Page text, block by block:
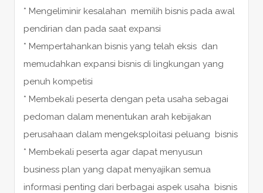
* Mengeliminir kesalahan memilih bisnis pada awal
pendirian dan pada saat expansi
* Mempertahankan bisnis yang telah eksis dan
memudahkan expansi bisnis di lingkungan yang
penuh kompetisi
* Membekali peserta dengan peta usaha sebagai
pedoman dalam menentukan arah kebijakan
perusahaan dalam mengeksploitasi peluang bisnis
* Membekali peserta agar dapat menyusun
business plan yang dapat menyajikan semua
informasi penting dari berbagai aspek usaha bisnis